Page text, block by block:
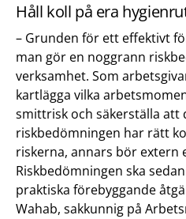
Håll koll på era
– Grunden för ett effektivt
man gör en noggrann
verksamhet. Som
kartlägga vilka
smittrisk och säkerställa att
riskbedömningen har rätt
riskerna, annars bör extern
Riskbedömningen ska
praktiska förebyggande
Wahab, sakkunnig på